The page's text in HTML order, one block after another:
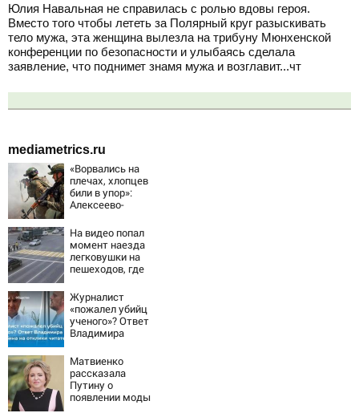
Юлия Навальная не справилась с ролью вдовы героя.
Вместо того чтобы лететь за Полярный круг разыскивать
тело мужа, эта женщина вылезла на трибуну Мюнхенской
конференции по безопасности и улыбаясь сделала
заявление, что поднимет знамя мужа и возглавит...чт
mediametrics.ru
«Ворвались на
плечах, хлопцев
били в упор»:
Алексеево-
могильником для
«птах Мадьяра»
На видео попал
момент наезда
легковушки на
пешеходов, где
минимум восемь
человек
06/08/2026 –
Новости
Журналист
«пожалел убийц
ученого»? Ответ
Владимира
отклики
читателей
Матвиенко
рассказала
Путину о
появлении моды